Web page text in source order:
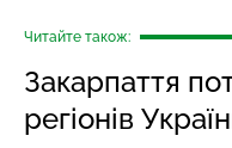
Читайте також:
Закарпаття
регіонів